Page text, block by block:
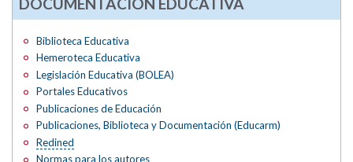
Biblioteca Educativa
Hemeroteca Educativa
Legislación Educativa (BOLEA)
Portales Educativos
Publicaciones de Educación
Publicaciones, Biblioteca y Documentación (Educarm)
Redined
Normas para los autores